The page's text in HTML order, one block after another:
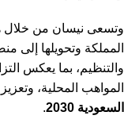
وتسعى نيسان من خلال
المملكة وتحويلها إلى
والتنظيم، بما يعكس
المواهب المحلية،
السعودية 2030
.